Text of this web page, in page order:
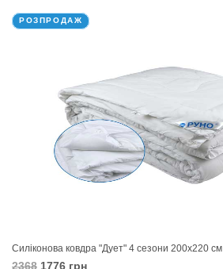
РОЗПРОДАЖ
Силіконова ковдра "Дует" 4 сезони 200х220 см
2368 1776 грн